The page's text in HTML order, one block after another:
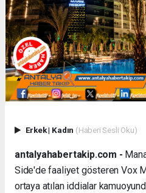
Erkek| Kadın (Haberi Sesli Oku)
antalyahabertakip.com -
Side'de faaliyet gösteren Vox
ortaya atılan iddialar